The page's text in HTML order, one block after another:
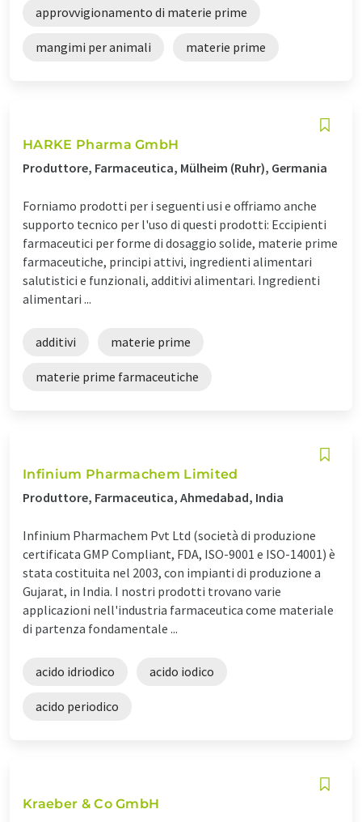
approvvigionamento di materie prime
mangimi per animali materie prime
HARKE Pharma GmbH
Produttore, Farmaceutica, Mülheim (Ruhr), Germania
Forniamo prodotti per i seguenti usi e offriamo anche
supporto tecnico per l'uso di questi prodotti: Eccipienti
farmaceutici per forme di dosaggio solide, materie prime
farmaceutiche, principi attivi, ingredienti alimentari
salutistici e funzionali, additivi alimentari. Ingredienti
alimentari ...
additivi materie prime
materie prime farmaceutiche
Infinium Pharmachem Limited
Produttore, Farmaceutica, Ahmedabad, India
Infinium Pharmachem Pvt Ltd (società di produzione
certificata GMP Compliant, FDA, ISO-9001 e ISO-14001) è
stata costituita nel 2003, con impianti di produzione a
Gujarat, in India. I nostri prodotti trovano varie
applicazioni nell'industria farmaceutica come materiale
di partenza fondamentale ...
acido idriodico acido iodico
acido periodico
Kraeber & Co GmbH